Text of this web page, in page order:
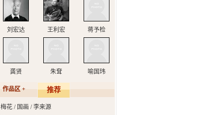
刘宏达 王利宏 蒋予检
龚贤 朱耷 喻国玮
作品区 + 推荐
梅花 / 国画 / 李来源